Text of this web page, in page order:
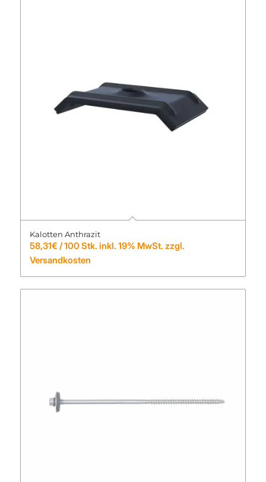
Kalotten Anthrazit
58,31€ / 100 Stk. inkl. 19% MwSt. zzgl.
Versandkosten